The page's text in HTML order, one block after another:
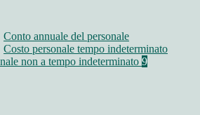
Conto annuale del personale
Costo personale tempo indeterminato
non a tempo indeterminato 9